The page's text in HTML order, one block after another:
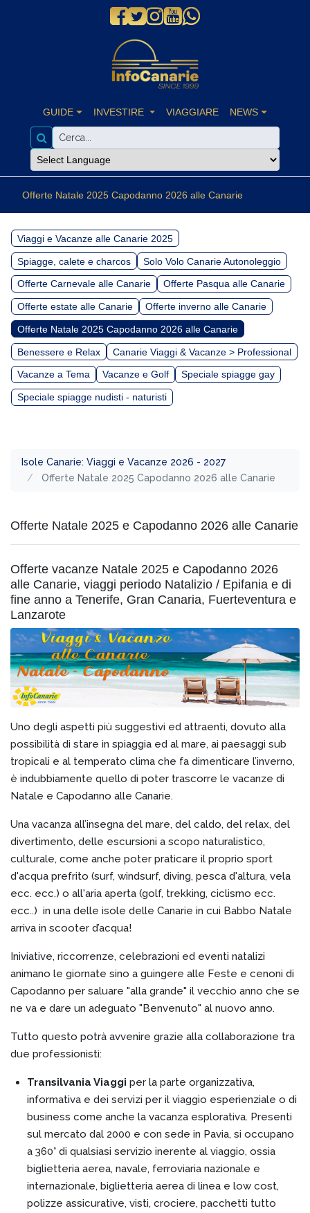
GUIDE INVESTIRE VIAGGIARE NEWS
Offerte Natale 2025 Capodanno 2026 alle Canarie
Viaggi e Vacanze alle Canarie 2025
Spiagge, calete e charcos Solo Volo Canarie Autonoleggio
Offerte Carnevale alle Canarie Offerte Pasqua alle Canarie
Offerte estate alle Canarie Offerte inverno alle Canarie
Offerte Natale 2025 Capodanno 2026 alle Canarie
Benessere e Relax Canarie Viaggi & Vacanze > Professional
Vacanze a Tema Vacanze e Golf Speciale spiagge gay
Speciale spiagge nudisti - naturisti
Isole Canarie: Viaggi e Vacanze 2026 - 2027
Offerte Natale 2025 Capodanno 2026 alle Canarie
Offerte Natale 2025 e Capodanno 2026 alle Canarie
Offerte vacanze Natale 2025 e Capodanno 2026
alle Canarie, viaggi periodo Natalizio / Epifania e di
fine anno a Tenerife, Gran Canaria, Fuerteventura e
Lanzarote
Uno degli aspetti più suggestivi ed attraenti, dovuto alla
possibilità di stare in spiaggia ed al mare, ai paesaggi sub
tropicali e al temperato clima che fa dimenticare l’inverno,
è indubbiamente quello di poter trascorre le vacanze di
Natale e Capodanno alle Canarie.
Una vacanza all’insegna del mare, del caldo, del relax, del
divertimento, delle escursioni a scopo naturalistico,
culturale, come anche poter praticare il proprio sport
d'acqua prefrito (surf, windsurf, diving, pesca d'altura, vela
ecc. ecc.) o all'aria aperta (golf, trekking, ciclismo ecc.
ecc..) in una delle isole delle Canarie in cui Babbo Natale
arriva in scooter d’acqua!
Iniviative, riccorrenze, celebrazioni ed eventi natalizi
animano le giornate sino a guingere alle Feste e cenoni di
Capodanno per saluare "alla grande" il vecchio anno che se
ne va e dare un adeguato "Benvenuto" al nuovo anno.
Tutto questo potrà avvenire grazie alla collaborazione tra
due professionisti:
Transilvania Viaggi per la parte organizzativa,
informativa e dei servizi per il viaggio esperienziale o di
business come anche la vacanza esplorativa. Presenti
sul mercato dal 2000 e con sede in Pavia, si occupano
a 360° di qualsiasi servizio inerente al viaggio, ossia
biglietteria aerea, navale, ferroviaria nazionale e
internazionale, biglietteria aerea di linea e low cost,
polizze assicurative, visti, crociere, pacchetti tutto